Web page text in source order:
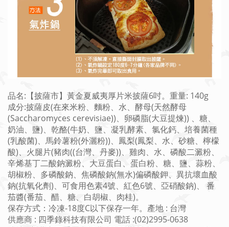
品名:【披薩市】黃金夏威夷厚片米披薩6吋。重量: 140g
成分:披薩皮(在來米粉、麵粉、水、酵母(天然酵母
(Saccharomyces cerevisiae))、卵磷脂(大豆提煉)) 、糖、
奶油、鹽)、乾酪(牛奶、鹽、凝乳酵素、氯化鈣、培養菌種
(乳酸菌)、馬鈴薯粉(外灑粉))、鳳梨(鳳梨、水、砂糖、檸檬
酸)、火腿片(豬肉((台灣、丹麥))、雞肉、水、磷酸二澱粉、
辛烯基丁二酸鈉澱粉、大豆蛋白、蛋白粉、糖、鹽、蒜粉、
胡椒粉、多磷酸鈉、焦磷酸鈉(無水)偏磷酸鉀、異抗壞血酸
鈉(抗氧化劑)、可食用色素4號、紅色6號、亞硝酸鈉)、 番
茄醬(番茄、醋、糖、白胡椒、肉桂)。
保存方式：冷凍-18度C以下保存一年。產地 : 台灣
供應商 : 四季錄科技有限公司 電話 :(02)2995-0638